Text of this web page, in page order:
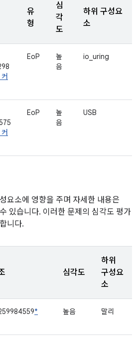
유
형
심
각
도
하위 구성요
소
EoP
높
음
io_uring
EoP
높
음
USB
요소에 영향을 주며 자세한 내용은
있습니다. 이러한 문제의 심각도 평가
니다.
심각도
하위
구성요
소
* 높음 말리